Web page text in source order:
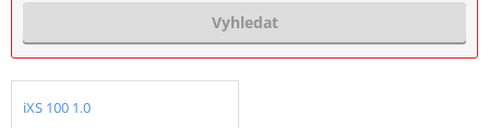
Vyhledat
iXS 100 1.0